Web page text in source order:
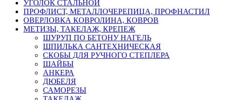
УГОЛОК СТАЛЬНОЙ
ПРОФЛИСТ, МЕТАЛЛОЧЕРЕПИЦА, ПРОФНАСТИЛ
ОВЕРЛОВКА КОВРОЛИНА, КОВРОВ
МЕТИЗЫ, ТАКЕЛАЖ, КРЕПЕЖ
ШУРУП ПО БЕТОНУ НАГЕЛЬ
ШПИЛЬКА САНТЕХНИЧЕСКАЯ
СКОБЫ ДЛЯ РУЧНОГО СТЕПЛЕРА
ШАЙБЫ
АНКЕРА
ДЮБЕЛЯ
САМОРЕЗЫ